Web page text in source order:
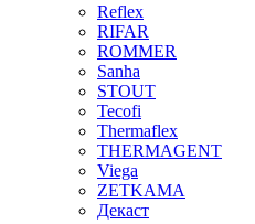
Reflex
RIFAR
ROMMER
Sanha
STOUT
Tecofi
Thermaflex
THERMAGENT
Viega
ZETKAMA
Декаст